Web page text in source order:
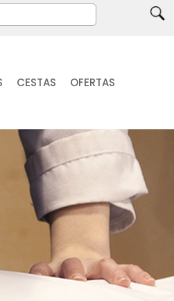
CESTAS OFERTAS